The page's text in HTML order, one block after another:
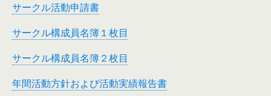
サークル活動申請書
サークル構成員名簿１枚目
サークル構成員名簿２枚目
年間活動方針および活動実績報告書